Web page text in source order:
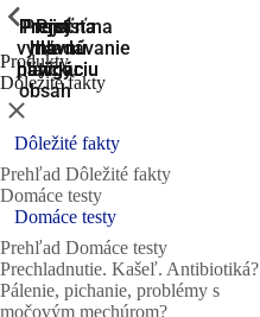
Prejsť na
vyhľadávanie
Prejsť na
hlavnú
navigáciu
Prejsť na
hlavnú
navigáciu
Prejsť
na
hlavný
obsah
Prejsť
na
pätičku
Produkty
Dôležité fakty
ShowPrevious
Zatvoriť
Dôležité fakty
Prehľad Dôležité fakty
Domáce testy
ShowPrevious
Domáce testy
Prehľad Domáce testy
Prechladnutie. Kašeľ. Antibiotiká?
Pálenie, pichanie, problémy s
močovým mechúrom?
ShowPrevious
ShowPrevious
ShowPrevious